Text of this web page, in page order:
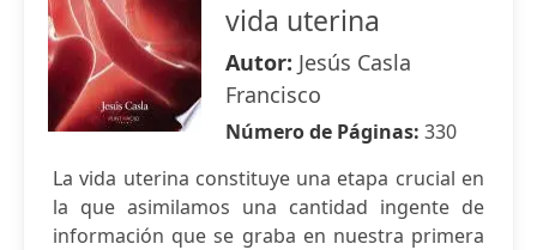
vida uterina
Autor: Jesús Casla
Francisco
Número de Páginas: 330
La vida uterina constituye una etapa crucial en
la que asimilamos una cantidad ingente de
información que se graba en nuestra primera